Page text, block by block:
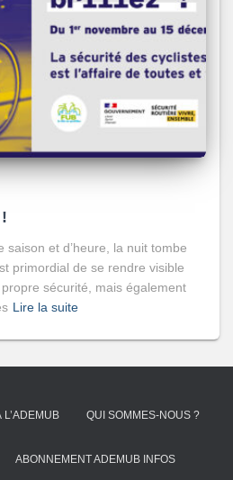
saison et d’heure, la nuit tombe
primordial de se rendre visible
sécurité, mais également
Lire la suite
QUI SOMMES-NOUS ?
ABONNEMENT ADEMUB INFOS